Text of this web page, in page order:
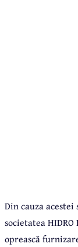
Din cauza
societatea HIDRO
oprească